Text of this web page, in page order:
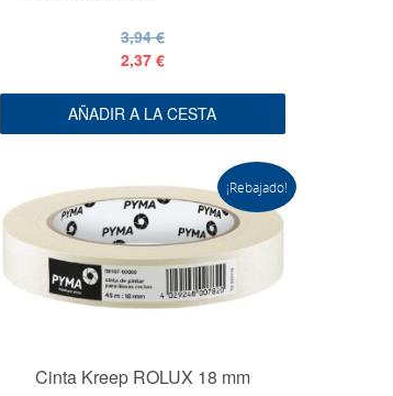
3,94 €
2,37 €
AÑADIR A LA CESTA
¡Rebajado!
Cinta Kreep ROLUX 18 mm